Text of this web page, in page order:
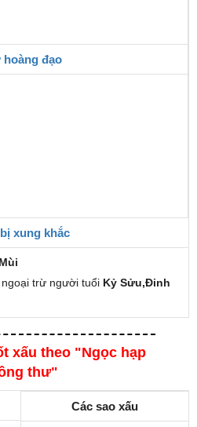
hoàng đạo
xung khắc
ngoại trừ người tuổi Kỷ Sửu,Đinh
xấu theo "Ngọc hạp
thư"
Các sao xấu